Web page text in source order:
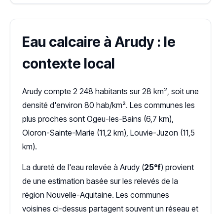
Eau calcaire à Arudy : le
contexte local
Arudy compte 2 248 habitants sur 28 km², soit une
densité d'environ 80 hab/km². Les communes les
plus proches sont Ogeu-les-Bains (6,7 km),
Oloron-Sainte-Marie (11,2 km), Louvie-Juzon (11,5
km).
La dureté de l'eau relevée à Arudy (25°f) provient
de une estimation basée sur les relevés de la
région Nouvelle-Aquitaine. Les communes
voisines ci-dessus partagent souvent un réseau et